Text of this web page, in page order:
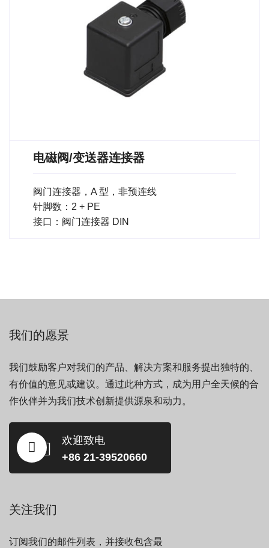
电磁阀/变送器连接器
阀门连接器，A 型，非预连线
针脚数：2 + PE
接口：阀门连接器 DIN
我们的愿景
我们鼓励客户对我们的产品、解决方案和服务提出独特的、
有价值的意见或建议。通过此种方式，成为用户全天候的合
作伙伴并为我们技术创新提供源泉和动力。
欢迎致电
+86 21-39520660
关注我们
订阅我们的邮件列表，并接收包含最